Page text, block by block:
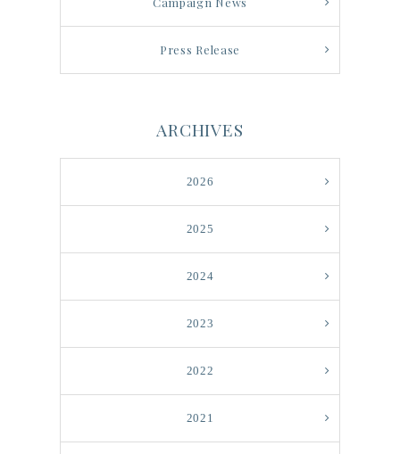
Press Release
ARCHIVES
2026
2025
2024
2023
2022
2021